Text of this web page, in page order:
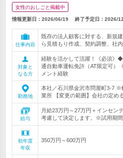
女性のおしごと掲載中
情報更新日：2026/06/19 終了予定日： 2026/
仕事内容
既存の法人顧客に対する、新規
ら見積もり作成、契約調整、社
対象と
なる方
経験を活かして活躍！《必須》
通自動車運転免許（AT限定可）
メント経験
勤務地
本社／石川県金沢市問屋町3-7 ※
業所 【変更の範囲】会社の定め
給与
月給23万円～27万円＋インセン
考慮して決定します。※試用期間
初年度
年収
350万円～600万円